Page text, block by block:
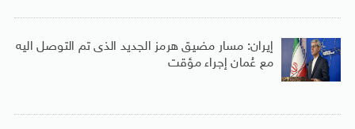
إيران: مسار مضيق هرمز الجديد الذى تم التوصل اليه
مع عُمان إجراء مؤقت